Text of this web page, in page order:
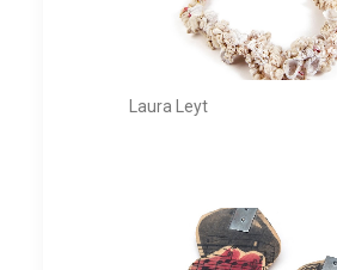
Laura Leyt